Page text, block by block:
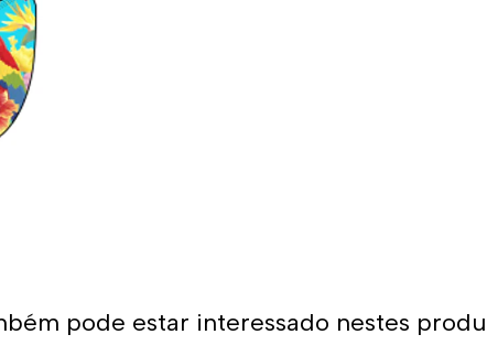
tamanho maior do que o
pode estar interessado nestes